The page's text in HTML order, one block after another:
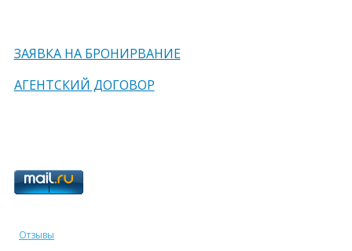
ЗАЯВКА НА БРОНИРВАНИЕ
АГЕНТСКИЙ ДОГОВОР
Отзывы